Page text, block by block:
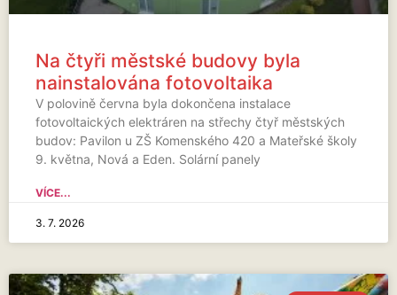
Na čtyři městské budovy byla
nainstalována fotovoltaika
V polovině června byla dokončena instalace
fotovoltaických elektráren na střechy čtyř městských
budov: Pavilon u ZŠ Komenského 420 a Mateřské školy
9. května, Nová a Eden. Solární panely
VÍCE...
3. 7. 2026